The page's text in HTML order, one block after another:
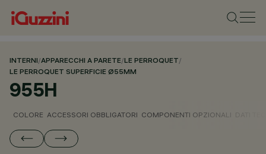
INTERNI/APPARECCHI A PARETE/LE PERROQUET/
LE PERROQUET SUPERFICIE Ø55MM
955H
COLORE ACCESSORI OBBLIGATORI COMPONENTI OPZIONALI